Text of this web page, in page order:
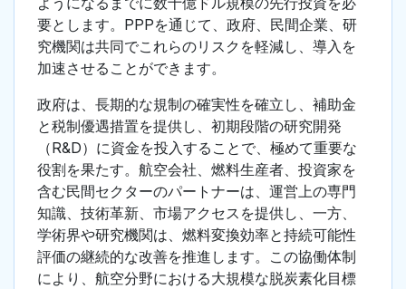
要とします。PPPを通じて、政府、民間企業、研
究機関は共同でこれらのリスクを軽減し、導入を
加速させることができます。
政府は、長期的な規制の確実性を確立し、補助金
と税制優遇措置を提供し、初期段階の研究開発
（R&D）に資金を投入することで、極めて重要な
役割を果たす。航空会社、燃料生産者、投資家を
含む民間セクターのパートナーは、運営上の専門
知識、技術革新、市場アクセスを提供し、一方、
学術界や研究機関は、燃料変換効率と持続可能性
評価の継続的な改善を推進します。この協働体制
により、航空分野における大規模な脱炭素化目標